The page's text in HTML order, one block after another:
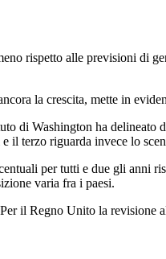
rispetto alle previsioni di
la crescita, mette in
di Washington ha
il terzo riguarda invece lo
per tutti e due gli anni
varia fra i paesi.
il Regno Unito la